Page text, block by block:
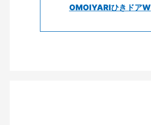
OMOIYARIひきドアW